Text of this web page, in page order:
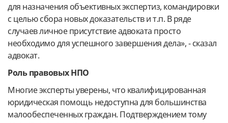
для назначения объективных экспертиз, командировки
с целью сбора новых доказательств и т.п. В ряде
случаев личное присутствие адвоката просто
необходимо для успешного завершения дела», - сказал
адвокат.
Роль правовых НПО
Многие эксперты уверены, что квалифицированная
юридическая помощь недоступна для большинства
малообеспеченных граждан. Подтверждением тому